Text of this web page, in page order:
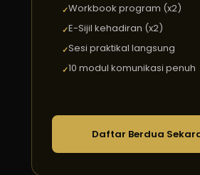
Workbook program (x2)
E-Sijil kehadiran (x2)
Sesi praktikal langsung
10 modul komunikasi penuh
Daftar Berdua